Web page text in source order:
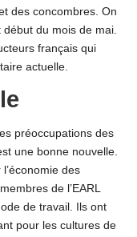
des concombres. On
du mois de mai.
français qui
actuelle.
préoccupations des
une bonne nouvelle.
des
de l’EARL
de travail. Ils ont
pour les cultures de